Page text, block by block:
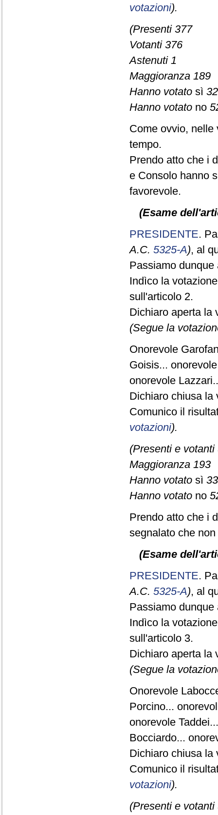
votazioni).
(Presenti 377
Votanti 376
Astenuti 1
Maggioranza 189
Hanno votato sì
Hanno votato no
Come ovvio, nelle
tempo.
Prendo atto che i
e Consolo hanno
favorevole.
(Esame
PRESIDENTE.
A.C. 5325-A), al
Passiamo dunque
Indìco la
sull'articolo 2.
Dichiaro aperta la
(Segue la
Onorevole
Goisis...
onorevole
Dichiaro chiusa la
Comunico il
votazioni).
(Presenti e votanti
Maggioranza 193
Hanno votato sì
Hanno votato no
Prendo atto che i
segnalato che
(Esame
PRESIDENTE.
A.C. 5325-A), al
Passiamo dunque
Indìco la
sull'articolo 3.
Dichiaro aperta la
(Segue la
Onorevole
Porcino...
onorevole
Bocciardo...
Dichiaro chiusa la
Comunico il
votazioni).
(Presenti e votanti